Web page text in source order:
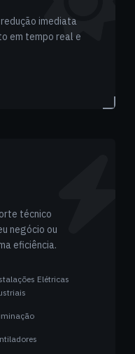
imediata
em tempo real e
técnico
negócio ou
eficiência.
Elétricas